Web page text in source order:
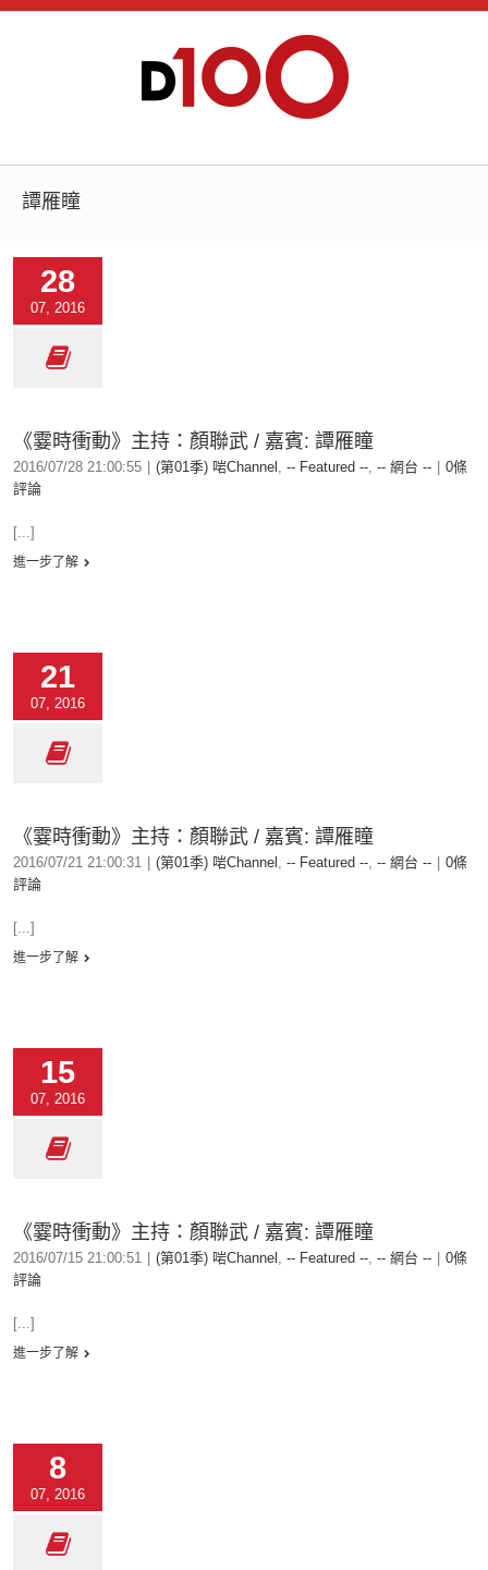
譚雁瞳
28
07, 2016
《霎時衝動》主持：顏聯武 / 嘉賓: 譚雁瞳
2016/07/28 21:00:55 (第01季) 啱Channel , -- Featured --, -- 網台 --
0條
評論
[...]
進一步了解
21
07, 2016
《霎時衝動》主持：顏聯武 / 嘉賓: 譚雁瞳
2016/07/21 21:00:31 (第01季) 啱Channel , -- Featured --, -- 網台 --
0條
評論
[...]
進一步了解
15
07, 2016
《霎時衝動》主持：顏聯武 / 嘉賓: 譚雁瞳
2016/07/15 21:00:51 (第01季) 啱Channel , -- Featured --, -- 網台 --
0條
評論
[...]
進一步了解
8
07, 2016